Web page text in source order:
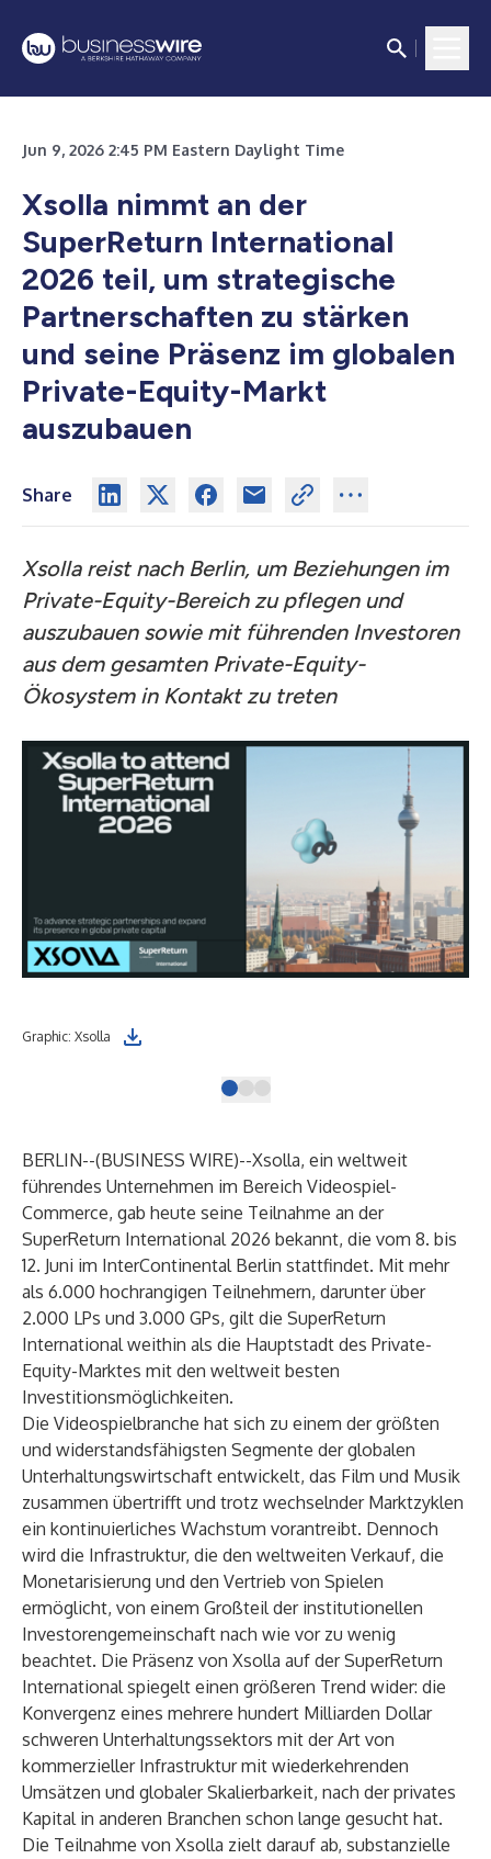
Jun 9, 2026 2:45 PM Eastern Daylight Time
Xsolla nimmt an der
SuperReturn International
2026 teil, um strategische
Partnerschaften zu stärken
und seine Präsenz im globalen
Private-Equity-Markt
auszubauen
Share
Xsolla reist nach Berlin, um Beziehungen im
Private-Equity-Bereich zu pflegen und
auszubauen sowie mit führenden Investoren
aus dem gesamten Private-Equity-
Ökosystem in Kontakt zu treten
Graphic: Xsolla
BERLIN--(BUSINESS WIRE)--Xsolla, ein weltweit
führendes Unternehmen im Bereich Videospiel-
Commerce, gab heute seine Teilnahme an der
SuperReturn International 2026 bekannt, die vom 8. bis
12. Juni im InterContinental Berlin stattfindet. Mit mehr
als 6.000 hochrangigen Teilnehmern, darunter über
2.000 LPs und 3.000 GPs, gilt die SuperReturn
International weithin als die Hauptstadt des Private-
Equity-Marktes mit den weltweit besten
Investitionsmöglichkeiten.
Die Videospielbranche hat sich zu einem der größten
und widerstandsfähigsten Segmente der globalen
Unterhaltungswirtschaft entwickelt, das Film und Musik
zusammen übertrifft und trotz wechselnder Marktzyklen
ein kontinuierliches Wachstum vorantreibt. Dennoch
wird die Infrastruktur, die den weltweiten Verkauf, die
Monetarisierung und den Vertrieb von Spielen
ermöglicht, von einem Großteil der institutionellen
Investorengemeinschaft nach wie vor zu wenig
beachtet. Die Präsenz von Xsolla auf der SuperReturn
International spiegelt einen größeren Trend wider: die
Konvergenz eines mehrere hundert Milliarden Dollar
schweren Unterhaltungssektors mit der Art von
kommerzieller Infrastruktur mit wiederkehrenden
Umsätzen und globaler Skalierbarkeit, nach der privates
Kapital in anderen Branchen schon lange gesucht hat.
Die Teilnahme von Xsolla zielt darauf ab, substanzielle